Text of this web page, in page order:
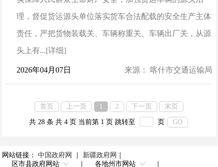
理，督促货运源头单位落实货车合法配载的安全生产主体
责任，严把货物装载关、车辆称重关、车辆出厂关，从源
头上有...[详细]
2026年04月07日 来源： 喀什市交通运输局
首页 上一页 1 2 下一页 末页
共 28 条 共 4 页 当前第 1 页 跳转至 页 GO
网站链接： 中国政府网 ｜ 新疆政府网 ｜
区市县政府网站
｜ 各地州市网站 ｜